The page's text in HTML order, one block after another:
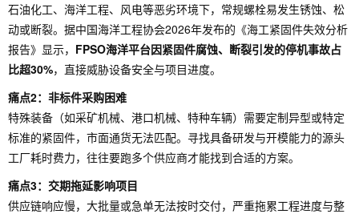
石油化工、海洋工程、风电等恶劣环境下，常规螺栓易发生锈蚀、松
动或断裂。据中国海洋工程协会2026年发布的《海工紧固件失效分析
报告》显示， FPSO海洋平台因紧固件腐蚀、断裂引发的停机事故占
比超30%，直接威胁设备安全与项目进度。
痛点2：非标件采购困难
特殊装备（如采矿机械、港口机械、特种车辆）需要定制异型或特定
标准的紧固件，市面通货无法匹配。寻找具备研发与开模能力的源头
工厂耗时费力，往往要跑多个供应商才能找到合适的方案。
痛点3：交期拖延影响项目
供应链响应慢，大批量或急单无法按时交付，严重拖累工程进度与整